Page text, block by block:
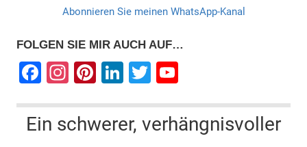
Abonnieren Sie meinen WhatsApp-Kanal
FOLGEN SIE MIR AUCH AUF…
F
c
e
In
a
gr
Pi
er
e
Li
k
e
T
tt
er
u
T
Ein schwerer, verhängnisvoller